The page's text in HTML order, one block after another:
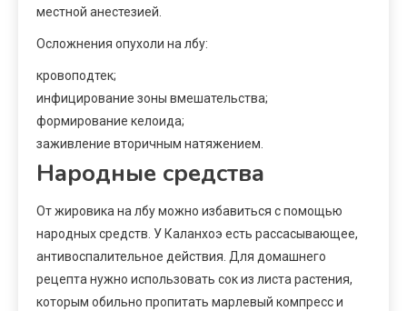
местной анестезией.
Осложнения опухоли на лбу:
кровоподтек;
инфицирование зоны вмешательства;
формирование келоида;
заживление вторичным натяжением.
Народные средства
От жировика на лбу можно избавиться с помощью
народных средств. У Каланхоэ есть рассасывающее,
антивоспалительное действия. Для домашнего
рецепта нужно использовать сок из листа растения,
которым обильно пропитать марлевый компресс и